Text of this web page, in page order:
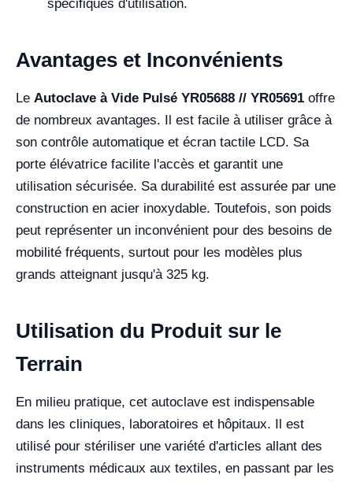
spécifiques d'utilisation.
Avantages et Inconvénients
Le Autoclave à Vide Pulsé YR05688 // YR05691 offre
de nombreux avantages. Il est facile à utiliser grâce à
son contrôle automatique et écran tactile LCD. Sa
porte élévatrice facilite l'accès et garantit une
utilisation sécurisée. Sa durabilité est assurée par une
construction en acier inoxydable. Toutefois, son poids
peut représenter un inconvénient pour des besoins de
mobilité fréquents, surtout pour les modèles plus
grands atteignant jusqu'à 325 kg.
Utilisation du Produit sur le
Terrain
En milieu pratique, cet autoclave est indispensable
dans les cliniques, laboratoires et hôpitaux. Il est
utilisé pour stériliser une variété d'articles allant des
instruments médicaux aux textiles, en passant par les